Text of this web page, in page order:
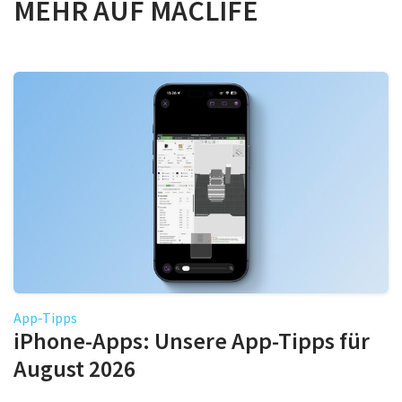
MEHR AUF MACLIFE
App-Tipps
iPhone-Apps: Unsere App-Tipps für
August 2026